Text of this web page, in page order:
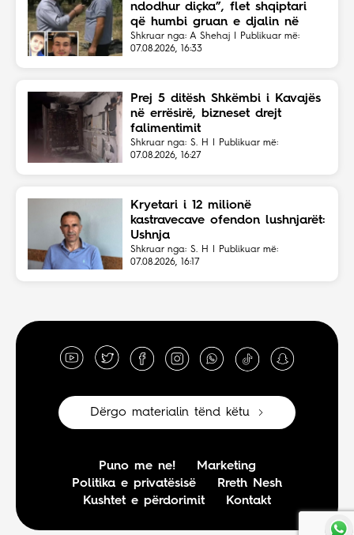
ndodhur diçka”, flet shqiptari
që humbi gruan e djalin në
aksident
Shkruar nga: A Shehaj | Publikuar më:
07.08.2026, 16:33
Prej 5 ditësh Shkëmbi i Kavajës
në errësirë, bizneset drejt
falimentimit
Shkruar nga: S. H | Publikuar më:
07.08.2026, 16:27
Kryetari i 12 milionë
kastravecave ofendon lushnjarët:
Ushnja
Shkruar nga: S. H | Publikuar më:
07.08.2026, 16:17
Dërgo materialin tënd këtu
Puno me ne!
Marketing
Politika e privatësisë
Rreth Nesh
Kushtet e përdorimit
Kontakt